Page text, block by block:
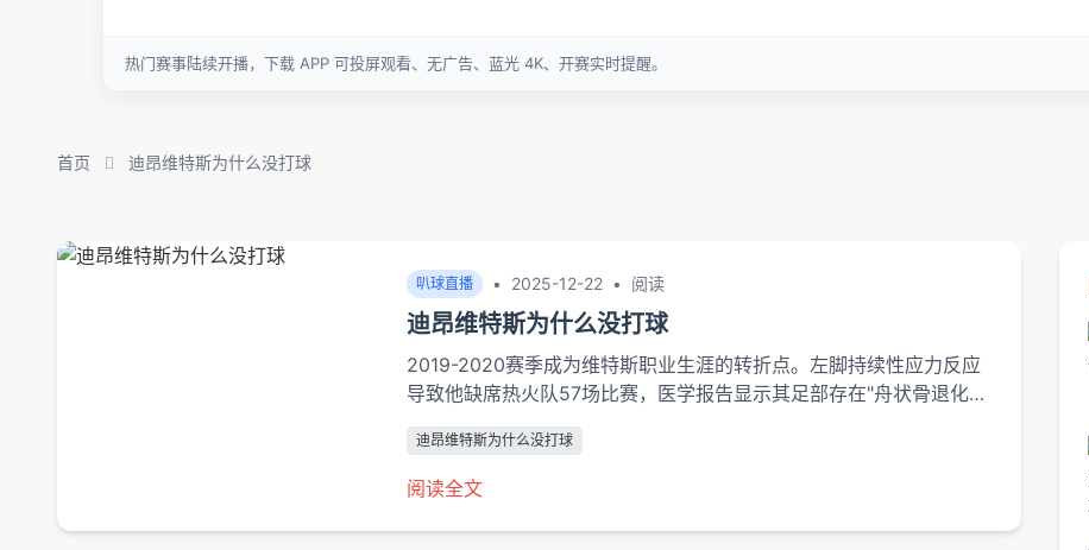
首页 迪昂维特斯为什么没打球
叭球直播 • 2025-12-22 • 阅读
迪昂维特斯为什么没打球
2019-2020赛季成为维特斯职业生涯的转折点。左脚持续性应力反应
导致他缺席热火队57场比赛，医学报告显示其足部存在"舟状骨退化性
静养，但NBA的赛程压力往往迫使球员提前复出。2020年转会灰熊期
间，踝关节手术并发症进一步延长其...
迪昂维特斯为什么没打球
阅读全文